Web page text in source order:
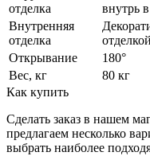
отделка
внутрь
Внутренняя
отделка
Открывание
180°
Вес, кг
80 кг
Как купить
Сделать заказ в нашем
предлагаем несколько
выбрать наиболее